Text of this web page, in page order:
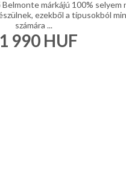
márkájú 100% selyem
ezekből a típusokból
számára ...
990 HUF